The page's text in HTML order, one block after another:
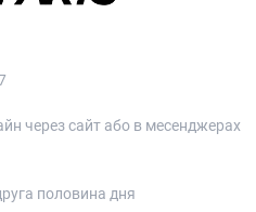
через сайт або в месенджерах
половина дня